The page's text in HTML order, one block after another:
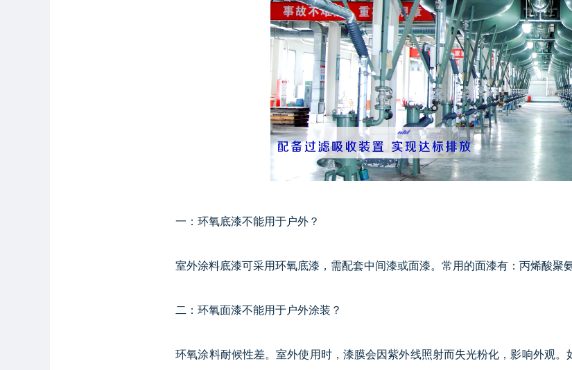
一：环氧底漆不能用于户外？
室外涂料底漆可采用环氧底漆，需配套中间漆或面漆。常用的面漆有：丙烯酸聚氨
二：环氧面漆不能用于户外涂装？
环氧涂料耐候性差。室外使用时，漆膜会因紫外线照射而失光粉化，影响外观。